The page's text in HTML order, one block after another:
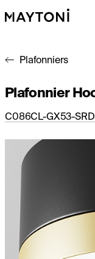
Plafonniers
Plafonnier
C086CL-GX53-